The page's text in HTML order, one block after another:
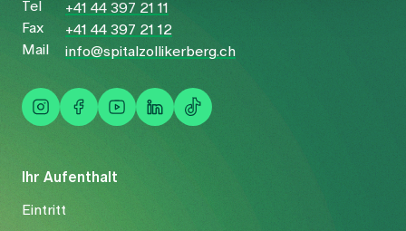
Ihr Aufenthalt
Eintritt
Tel
+41 44 397 21 11
Fax
+41 44 397 21 12
Mail
info@spitalzollikerberg.ch